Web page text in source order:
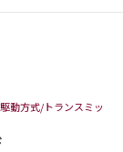
動方式/トランスミッ